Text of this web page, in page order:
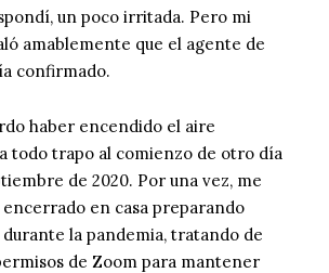
un poco irritada. Pero mi
amablemente que el agente de
confirmado.
haber encendido el aire
todo trapo al comienzo de otro día
de 2020. Por una vez, me
en casa preparando
la pandemia, tratando de
de Zoom para mantener